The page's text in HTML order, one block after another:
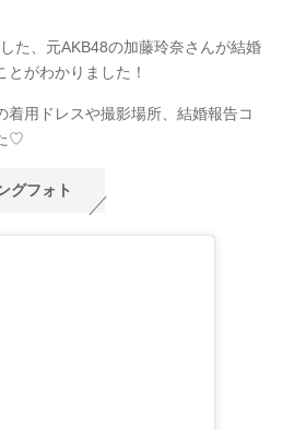
た、元AKB48の加藤玲奈さんが結婚
がわかりました！
着用ドレスや撮影場所、結婚報告コ
♡
グフォト